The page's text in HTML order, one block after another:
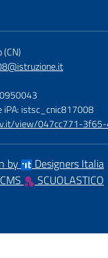
iPA: istsc_cnic817008
view/047cc771-
by
Designers Italia
SCUOLASTICO